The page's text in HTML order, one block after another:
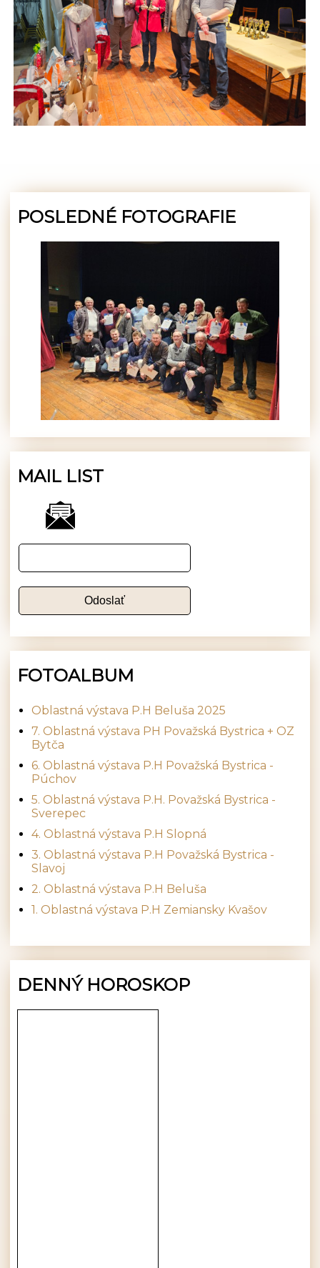
POSLEDNÉ FOTOGRAFIE
MAIL LIST
FOTOALBUM
Oblastná výstava P.H Beluša 2025
7. Oblastná výstava PH Považská Bystrica + OZ
Bytča
6. Oblastná výstava P.H Považská Bystrica -
Púchov
5. Oblastná výstava P.H. Považská Bystrica -
Sverepec
4. Oblastná výstava P.H Slopná
3. Oblastná výstava P.H Považská Bystrica -
Slavoj
2. Oblastná výstava P.H Beluša
1. Oblastná výstava P.H Zemiansky Kvašov
DENNÝ HOROSKOP